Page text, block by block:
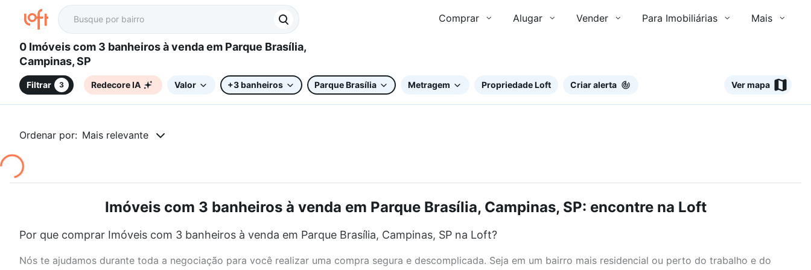
Comprar Alugar Vender Para Imobiliárias Mais
0 Imóveis com 3 banheiros à venda em Parque Brasília,
Campinas, SP
Filtrar 3 Redecore IA Valor +3 banheiros Parque Brasília Metragem Propriedade Loft Criar alerta Ver mapa
Ordenar por: Mais relevante
Imóveis com 3 banheiros à venda em Parque Brasília, Campinas, SP: encontre na Loft
Por que comprar Imóveis com 3 banheiros à venda em Parque Brasília, Campinas, SP na Loft?
Nós te ajudamos durante toda a negociação para você realizar uma compra segura e descomplicada. Seja em um bairro mais residencial ou perto do trabalho e do